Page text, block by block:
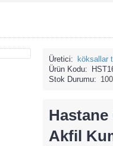
Üretici: köksallar
Ürün Kodu:
Stok Durumu:
Hastane
Akfil